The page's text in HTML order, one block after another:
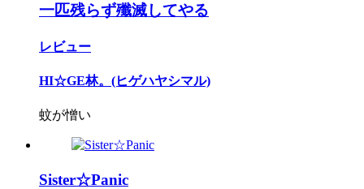
一匹残らず殲滅してやる
レビュー
HI☆GE林。(ヒゲハヤシマル)
蚊が憎い
Sister☆Panic